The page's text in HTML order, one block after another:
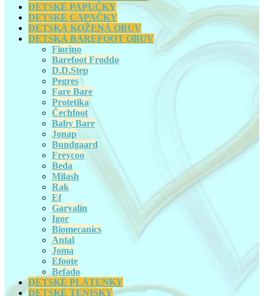
DETSKÉ PAPUČKY
DETSKÉ CAPAČKY
DETSKÁ KOŽENÁ OBUV
DETSKÁ BAREFOOT OBUV
Fiorino
Barefoot Froddo
D.D.Step
Pegres
Fare Bare
Protetika
Čechfoot
Baby Bare
Jonap
Bundgaard
Freycoo
Beda
Milash
Rak
Ef
Garvalín
Igor
Biomecanics
Antal
Joma
Efoote
Befado
DETSKÉ PLÁTENKY
DETSKÉ TENISKY